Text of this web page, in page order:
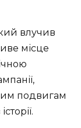
влучив
місце
подвигам